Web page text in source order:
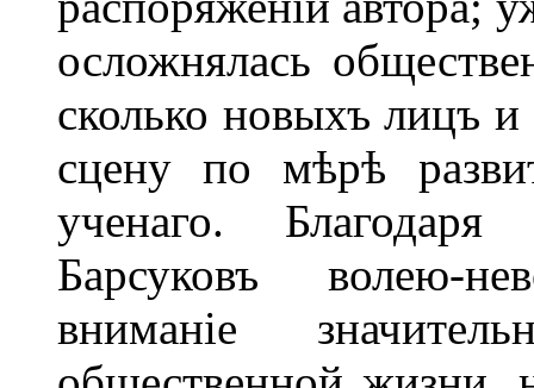
осложнялась
сколько новыхъ лицъ и
сцену по мѣрѣ
ученаго.
Барсуковъ волею-
вниманіе